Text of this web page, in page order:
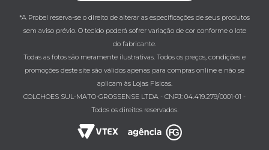
*A Probel reserva-se o direito de alterar as especificações de seus produtos
sem aviso prévio. O tecido poderá sofrer variação de cor conforme o lote
do fabricante.
Todas as fotos são meramente ilustrativas. Todos os preços, condições e
promoções deste site são válidos apenas para compras online e não se
aplicam às Lojas Físicas.
COLCHOES SUL-MATO-GROSSENSE LTDA - CNPJ: 04.419.279/0001-01 -
Todos os direitos reservados.